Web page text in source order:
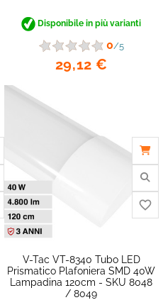
Disponibile in più varianti
0/5
29,12 €
V-Tac VT-8340 Tubo LED
Prismatico Plafoniera SMD 40W
Lampadina 120cm - SKU 8048
/ 8049